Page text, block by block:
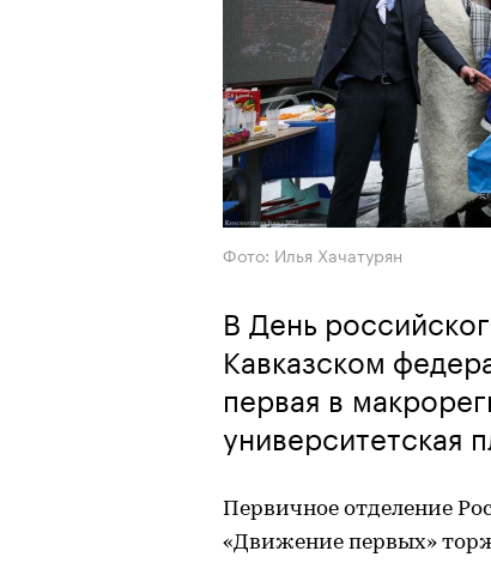
Фото: Илья Хачатурян
В День
Кавказском
первая в
университетская
Первичное отделение
«Движение первых»